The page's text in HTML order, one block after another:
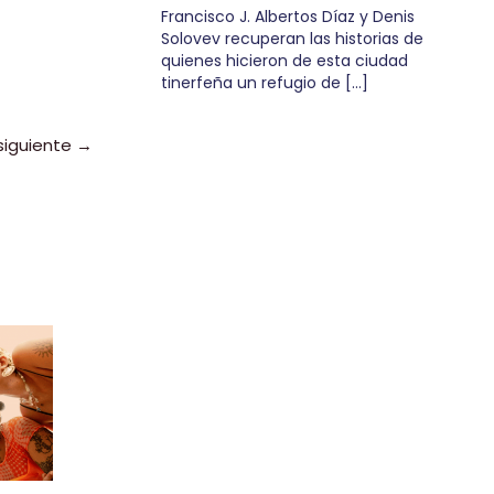
→
Francisco J. Albertos Díaz y Denis
Solovev recuperan las historias de
quienes hicieron de esta ciudad
tinerfeña un refugio de […]